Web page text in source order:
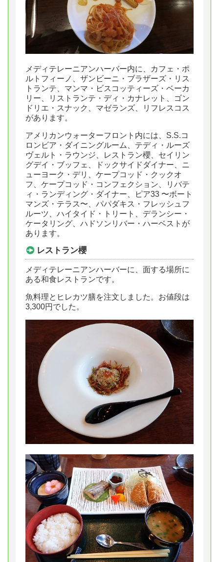
メディテレーニアンハーバー内に、カフェ・ポ
ルトフィーノ、ザンビーニ・ブラザーズ・リス
トランテ、マンマ・ビスコッティーズ・ベーカ
リー、リストランテ・ディ・カナレット、ゴン
ドリエ・スナック、マゼランズ、リフレスコス
があります。
アメリカンウォーターフロント内には、S.S.コ
ロンビア・ダイニングルーム、テディ・ルーズ
ヴェルト・ラウンジ、レストラン櫻、セイリン
グデイ・ブッフェ、ドックサイドダイナー、ニ
ューヨーク・デリ、ケープコッド・クックオ
フ、ケープコッド・コンフェクション、リバテ
ィ・ランディング・ダイナー、ピア33 〜ボート
マンズ・テラス〜、パパダキス・フレッシュフ
ルーツ、ハイタイド・トリート、デランシー・
ケータリング、ハドソンリバー・ハーベストが
あります。
レストラン櫻
メディテレーニアンハーバーに、面する場所に
ある和食レストランです。
魚料理とヒレカツ膳を注文しました。お値段は
3,300円でした。